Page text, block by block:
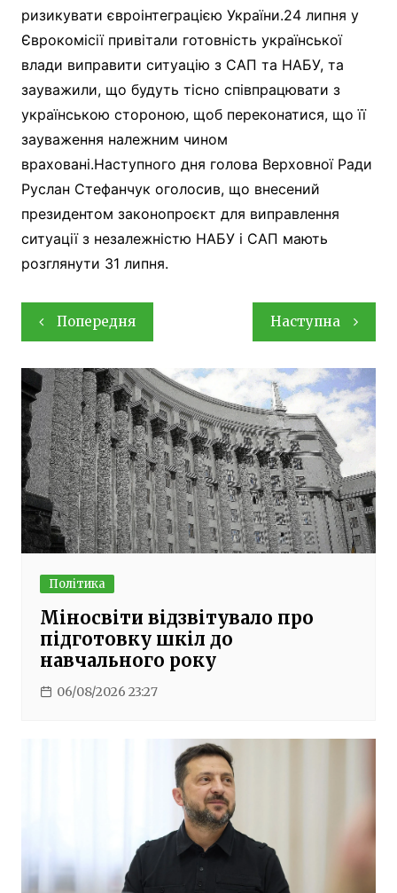
ризикувати євроінтеграцією України.24 липня у
Єврокомісії привітали готовність української
влади виправити ситуацію з САП та НАБУ, та
зауважили, що будуть тісно співпрацювати з
українською стороною, щоб переконатися, що її
зауваження належним чином
враховані.Наступного дня голова Верховної Ради
Руслан Стефанчук оголосив, що внесений
президентом законопроєкт для виправлення
ситуації з незалежністю НАБУ і САП мають
розглянути 31 липня.
Навігація
записів
Попередня Наступна
Політика
Міносвіти відзвітувало про
підготовку шкіл до
навчального року
06/08/2026 23:27